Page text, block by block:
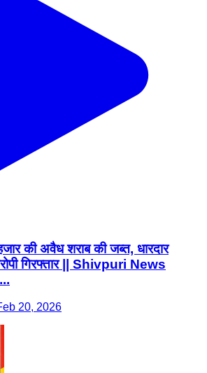
की अवैध शराब की जब्त, धारदार
गिरफ्तार || Shivpuri News
20, 2026